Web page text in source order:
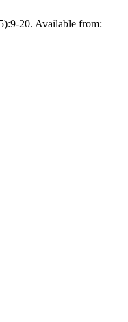
20. Available from: